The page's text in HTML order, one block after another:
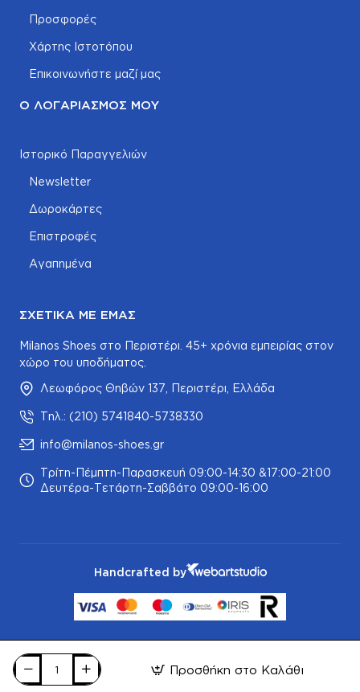
Προσθήκη στο Καλάθι
Προσφορές
Χάρτης Ιστοτόπου
Επικοινωνήστε μαζί μας
Ο ΛΟΓΑΡΙΑΣΜΌΣ ΜΟΥ
Ιστορικό Παραγγελιών
Newsletter
Δωροκάρτες
Επιστροφές
Αγαπημένα
ΣΧΕΤΙΚΆ ΜΕ ΕΜΆΣ
Milanos Shoes στο Περιστέρι. 45+ χρόνια εμπειρίας στον
χώρο του υποδήματος.
Λεωφόρος Θηβών 137, Περιστέρι, Ελλάδα
Τηλ.: (210) 5741840-5738330
info@milanos-shoes.gr
Τρίτη-Πέμπτη-Παρασκευή 09:00-14:30 &17:00-21:00
Δευτέρα-Τετάρτη-Σαββάτο 09:00-16:00
Handcrafted by